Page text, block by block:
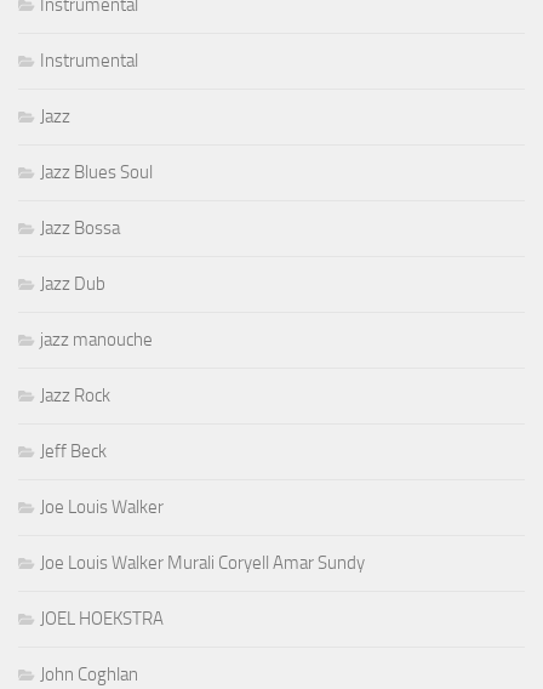
Instrumental
Instrumental
Jazz
Jazz Blues Soul
Jazz Bossa
Jazz Dub
jazz manouche
Jazz Rock
Jeff Beck
Joe Louis Walker
Joe Louis Walker Murali Coryell Amar Sundy
JOEL HOEKSTRA
John Coghlan